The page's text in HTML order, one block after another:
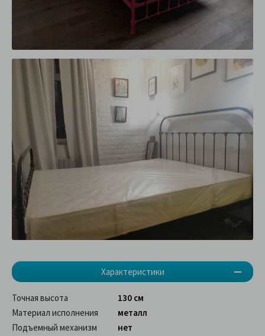
Характеристики
Точная высота
130 см
Материал исполнения
металл
Подъемный механизм
нет